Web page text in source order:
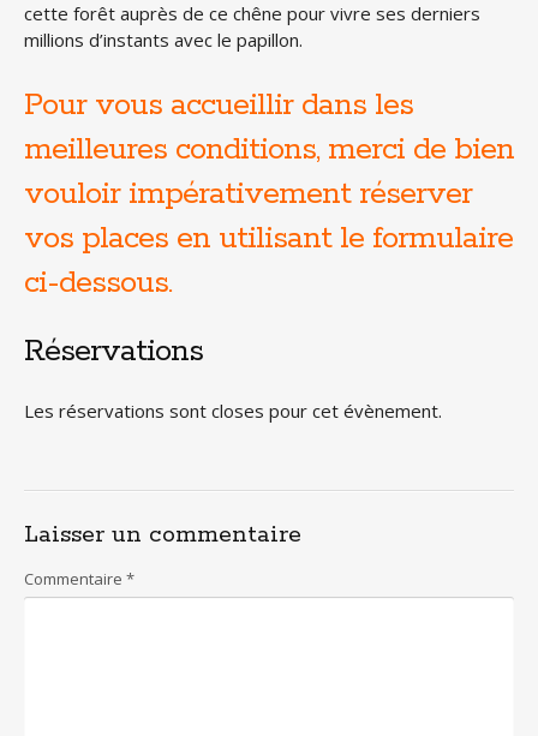
cette forêt auprès de ce chêne pour vivre ses derniers
millions d’instants avec le papillon.
Pour vous accueillir dans les
meilleures conditions, merci de bien
vouloir impérativement réserver
vos places en utilisant le formulaire
ci-dessous.
Réservations
Les réservations sont closes pour cet évènement.
Laisser un commentaire
Commentaire *